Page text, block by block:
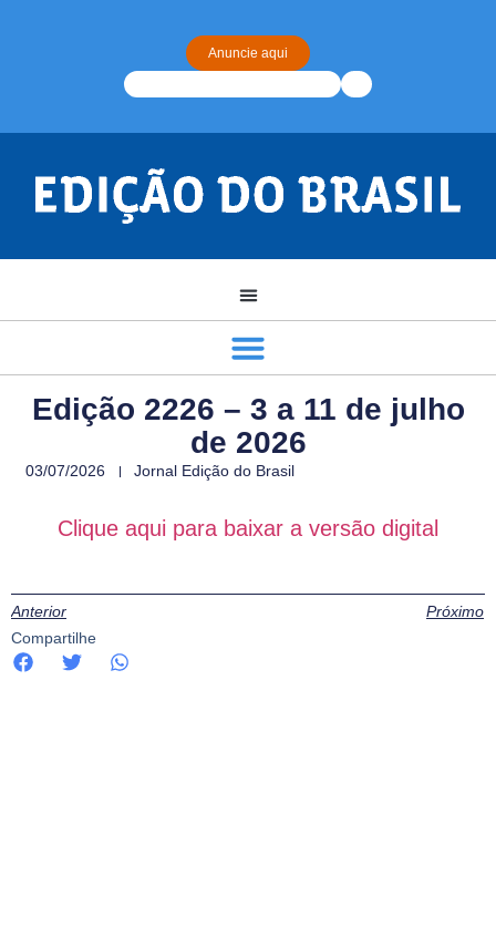
Anuncie aqui
Edição 2226 – 3 a 11 de julho
de 2026
03/07/2026 Jornal Edição do Brasil
Clique aqui para baixar a versão digital
Anterior
Próximo
Compartilhe